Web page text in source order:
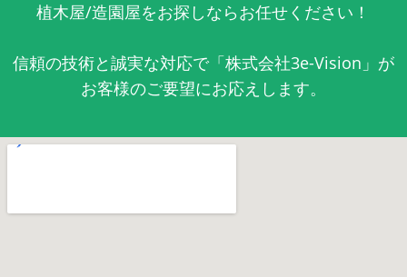
植木屋/造園屋をお探しならお任せください！
信頼の技術と誠実な対応で「株式会社3e-Vision」が
お客様のご要望にお応えします。